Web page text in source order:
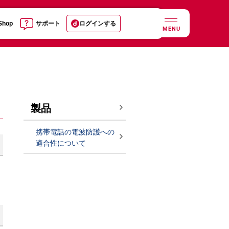
サポート ログインする
MENU
製品
携帯電話の電波防護への
適合性について